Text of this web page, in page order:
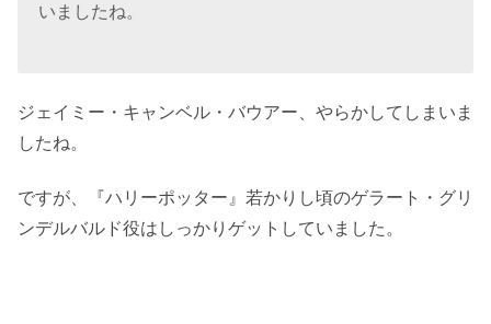
いましたね。
ジェイミー・キャンベル・バウアー、やらかしてしまいま
したね。
ですが、『ハリーポッター』若かりし頃のゲラート・グリ
ンデルバルド役はしっかりゲットしていました。